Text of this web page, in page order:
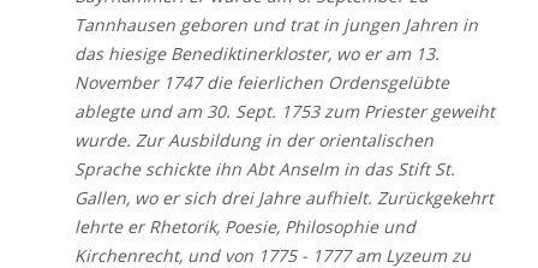
Tannhausen geboren und trat in jungen Jahren in
das hiesige Benediktinerkloster, wo er am 13.
November 1747 die feierlichen Ordensgelübte
ablegte und am 30. Sept. 1753 zum Priester geweiht
wurde. Zur Ausbildung in der orientalischen
Sprache schickte ihn Abt Anselm in das Stift St.
Gallen, wo er sich drei Jahre aufhielt. Zurückgekehrt
lehrte er Rhetorik, Poesie, Philosophie und
Kirchenrecht, und von 1775 - 1777 am Lyzeum zu